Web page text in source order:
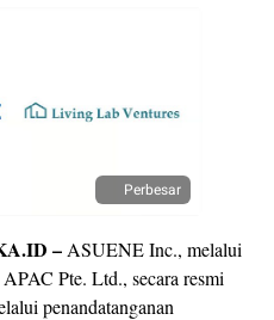
Perbesar
– ASUENE Inc., melalui
Pte. Ltd., secara resmi
penandatanganan